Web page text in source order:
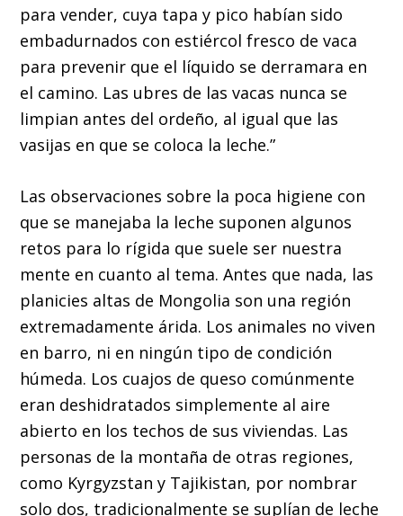
para vender, cuya tapa y pico habían sido
embadurnados con estiércol fresco de vaca
para prevenir que el líquido se derramara en
el camino. Las ubres de las vacas nunca se
limpian antes del ordeño, al igual que las
vasijas en que se coloca la leche.”
Las observaciones sobre la poca higiene con
que se manejaba la leche suponen algunos
retos para lo rígida que suele ser nuestra
mente en cuanto al tema. Antes que nada, las
planicies altas de Mongolia son una región
extremadamente árida. Los animales no viven
en barro, ni en ningún tipo de condición
húmeda. Los cuajos de queso comúnmente
eran deshidratados simplemente al aire
abierto en los techos de sus viviendas. Las
personas de la montaña de otras regiones,
como Kyrgyzstan y Tajikistan, por nombrar
solo dos, tradicionalmente se suplían de leche